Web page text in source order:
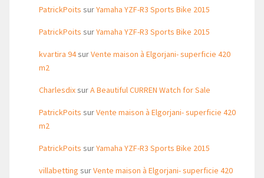
PatrickPoits surYamaha YZF-R3 Sports Bike 2015
PatrickPoits surYamaha YZF-R3 Sports Bike 2015
kvartira 94surVente maison à Elgorjani- superficie 420
m2
CharlesdixsurA Beautiful CURREN Watch for Sale
PatrickPoits surVente maison à Elgorjani- superficie 420
m2
PatrickPoits surYamaha YZF-R3 Sports Bike 2015
villabetting surVente maison à Elgorjani- superficie 420